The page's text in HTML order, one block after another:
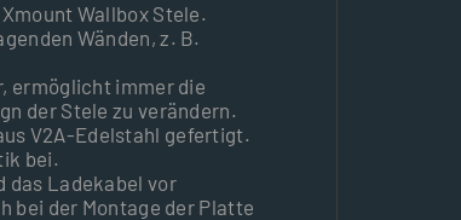
Wallbox Stele.
Wänden, z. B.
ermöglicht immer die
der Stele zu verändern.
V2A-Edelstahl gefertigt.
bei.
das Ladekabel vor
bei der Montage der Platte